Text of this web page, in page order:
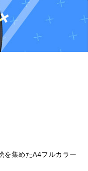
を集めたA4フルカラー